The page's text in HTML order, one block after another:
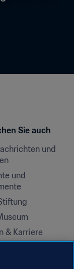
Sie auch
und
und
& Karriere